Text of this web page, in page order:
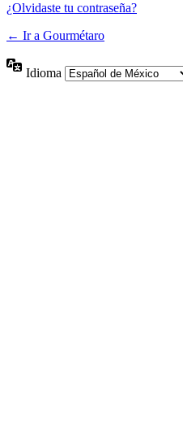
¿Olvidaste tu contraseña?
← Ir a Gourmétaro
Idioma